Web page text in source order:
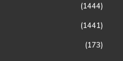
(1444)
(1441)
(173)